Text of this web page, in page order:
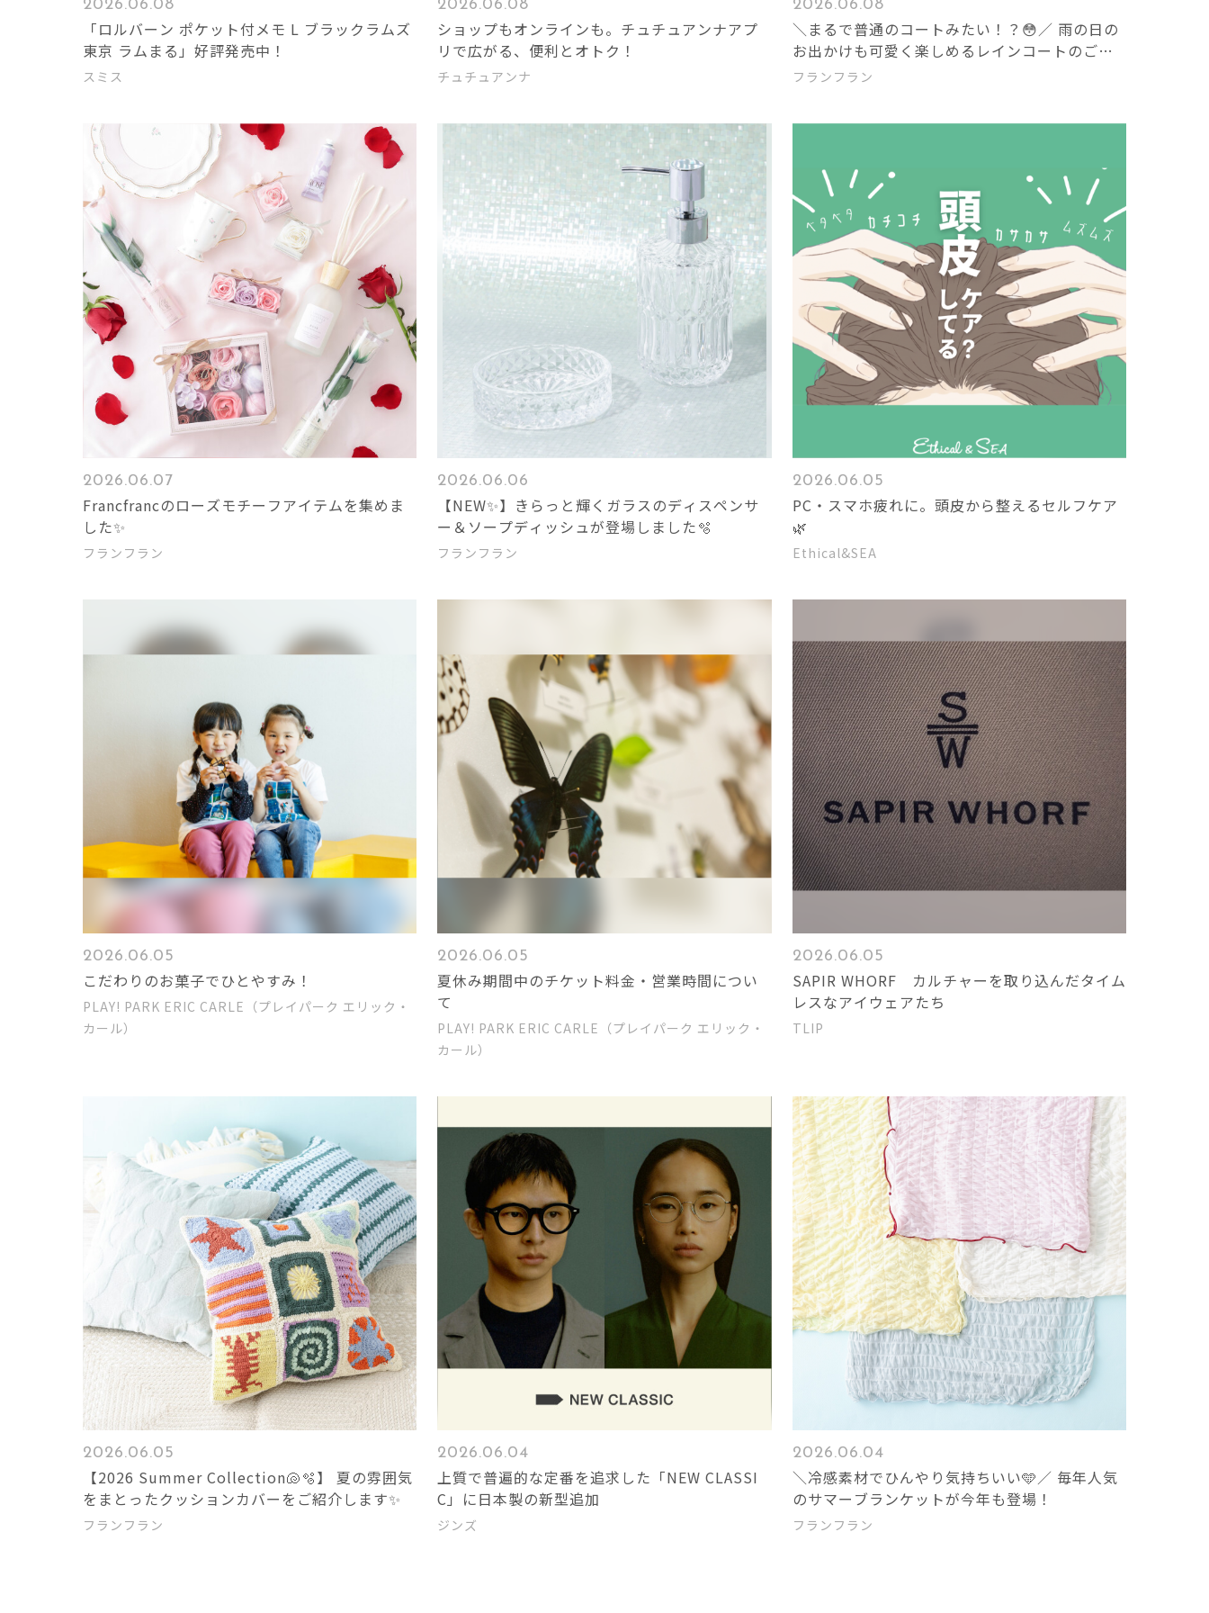
2026.06.08
「ロルバーン ポケット付メモ L ブラックラムズ
東京 ラムまる」好評発売中！
スミス
2026.06.08
ショップもオンラインも。チュチュアンナアプ
リで広がる、便利とオトク！
チュチュアンナ
2026.06.08
＼まるで普通のコートみたい！？😳／ 雨の日の
お出かけも可愛く楽しめるレインコートのご紹
介です✨
フランフラン
2026.06.07
Francfrancのローズモチーフアイテムを集めま
した✨
フランフラン
2026.06.06
【NEW✨】きらっと輝くガラスのディスペンサ
ー＆ソープディッシュが登場しました🫧
フランフラン
2026.06.05
PC・スマホ疲れに。頭皮から整えるセルフケア
🌿
Ethical&SEA
2026.06.05
こだわりのお菓子でひとやすみ！
PLAY! PARK ERIC CARLE（プレイパーク エリック・
カール）
2026.06.05
夏休み期間中のチケット料金・営業時間につい
て
PLAY! PARK ERIC CARLE（プレイパーク エリック・
カール）
2026.06.05
SAPIR WHORF カルチャーを取り込んだタイム
レスなアイウェアたち
TLIP
2026.06.05
【2026 Summer Collection🐚🫧】 夏の雰囲気
をまとったクッションカバーをご紹介します✨
フランフラン
2026.06.04
上質で普遍的な定番を追求した「NEW CLASSI
C」に日本製の新型追加
ジンズ
2026.06.04
＼冷感素材でひんやり気持ちいい🩵／ 毎年人気
のサマーブランケットが今年も登場！
フランフラン